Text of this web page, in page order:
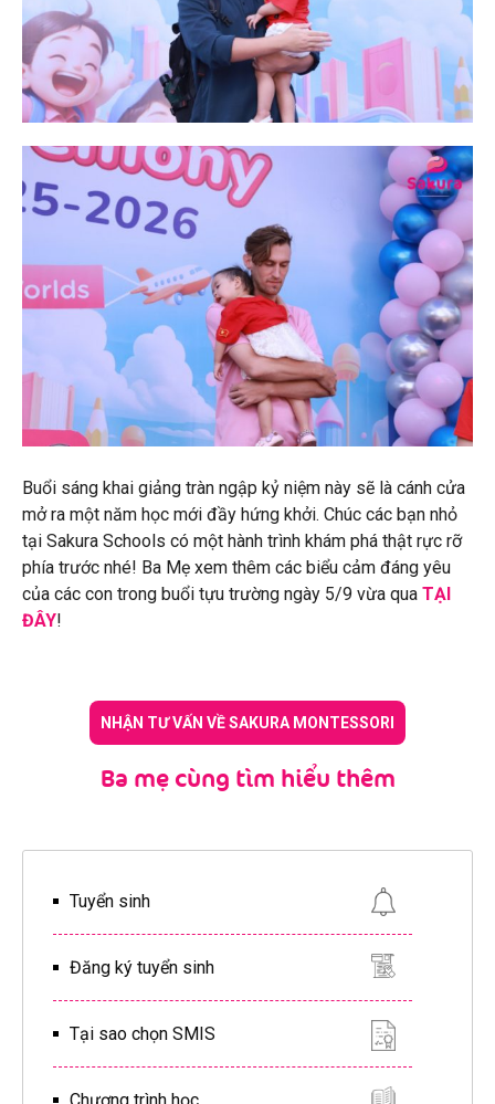
Buổi sáng khai giảng tràn ngập kỷ niệm này sẽ là cánh cửa
mở ra một năm học mới đầy hứng khởi. Chúc các bạn nhỏ
tại Sakura Schools có một hành trình khám phá thật rực rỡ
phía trước nhé! Ba Mẹ xem thêm các biểu cảm đáng yêu
của các con trong buổi tựu trường ngày 5/9 vừa qua TẠI
ĐÂY!
NHẬN TƯ VẤN VỀ SAKURA MONTESSORI
Ba mẹ cùng tìm hiểu thêm
Tuyển sinh
Đăng ký tuyển sinh
Tại sao chọn SMIS